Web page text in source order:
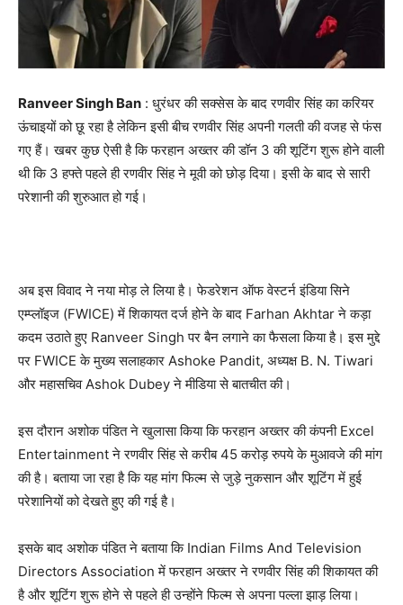
Ranveer Singh Ban : धुरंधर की सक्सेस के बाद रणवीर सिंह का करियर
ऊंचाइयों को छू रहा है लेकिन इसी बीच रणवीर सिंह अपनी गलती की वजह से फंस
गए हैं। खबर कुछ ऐसी है कि फरहान अख्तर की डॉन 3 की शूटिंग शुरू होने वाली
थी कि 3 हफ्ते पहले ही रणवीर सिंह ने मूवी को छोड़ दिया। इसी के बाद से सारी
परेशानी की शुरुआत हो गई।
अब इस विवाद ने नया मोड़ ले लिया है। फेडरेशन ऑफ वेस्टर्न इंडिया सिने
एम्प्लॉइज (FWICE) में शिकायत दर्ज होने के बाद Farhan Akhtar ने कड़ा
कदम उठाते हुए Ranveer Singh पर बैन लगाने का फैसला किया है। इस मुद्दे
पर FWICE के मुख्य सलाहकार Ashoke Pandit, अध्यक्ष B. N. Tiwari
और महासचिव Ashok Dubey ने मीडिया से बातचीत की।
इस दौरान अशोक पंडित ने खुलासा किया कि फरहान अख्तर की कंपनी Excel
Entertainment ने रणवीर सिंह से करीब 45 करोड़ रुपये के मुआवजे की मांग
की है। बताया जा रहा है कि यह मांग फिल्म से जुड़े नुकसान और शूटिंग में हुई
परेशानियों को देखते हुए की गई है।
इसके बाद अशोक पंडित ने बताया कि Indian Films And Television
Directors Association में फरहान अख्तर ने रणवीर सिंह की शिकायत की
है और शूटिंग शुरू होने से पहले ही उन्होंने फिल्म से अपना पल्ला झाड़ लिया।